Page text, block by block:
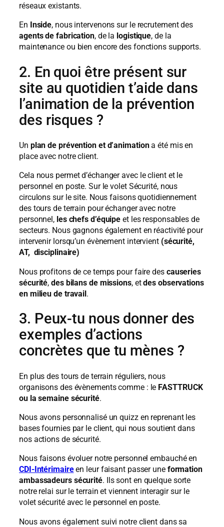
réseaux existants.
En Inside, nous intervenons sur le recrutement des
agents de fabrication, de la logistique, de la
maintenance ou bien encore des fonctions supports.
2. En quoi être présent sur
site au quotidien t’aide dans
l’animation de la prévention
des risques ?
Un plan de prévention et d’animationa été mis en
place avec notre client.
Cela nous permet d’échanger avec le client et le
personnel en poste. Sur le volet Sécurité, nous
circulons sur le site. Nous faisons quotidiennement
des tours de terrain pour échanger avec notre
personnel, les chefs d’équipeet les responsables de
secteurs. Nous gagnons également en réactivité pour
intervenir lorsqu’un évènement intervient (sécurité,
AT, disciplinaire)
Nous profitons de ce temps pour faire des causeries
sécurité,des bilans de missions, etdes observations
en milieu de travail.
3. Peux-tu nous donner des
exemples d’actions
concrètes que tu mènes ?
En plus des tours de terrain réguliers, nous
organisons des évènements comme : le FASTTRUCK
ou la semaine sécurité.
Nous avons personnalisé un quizz en reprenant les
bases fournies par le client, qui nous soutient dans
nos actions de sécurité.
Nous faisons évoluer notre personnel embauché en
CDI-Intérimaireen leur faisant passer une formation
ambassadeurs sécurité. Ils sont en quelque sorte
notre relai sur le terrain et viennent interagir sur le
volet sécurité avec le personnel en poste.
Nous avons également suivi notre client dans sa